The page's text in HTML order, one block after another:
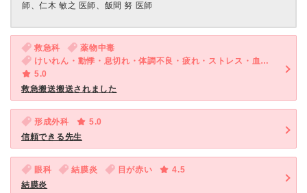
師、仁木 敏之 医師、飯間 努 医師
救急科
薬物中毒
けいれん・動悸・息切れ・体調不良・疲れ・ストレス・血圧が高い
5.0
救急搬送搬送されました
形成外科
5.0
信頼できる先生
眼科 結膜炎 目が赤い
4.5
結膜炎